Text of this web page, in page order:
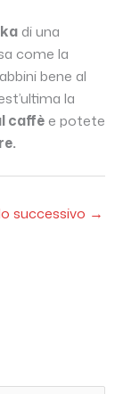
di una
come la
bene al
la
caffè e potete
successivo →